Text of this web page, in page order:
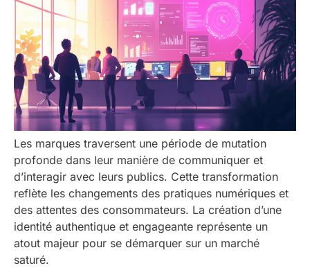
Les marques traversent une période de mutation
profonde dans leur manière de communiquer et
d’interagir avec leurs publics. Cette transformation
reflète les changements des pratiques numériques et
des attentes des consommateurs. La création d’une
identité authentique et engageante représente un
atout majeur pour se démarquer sur un marché
saturé.